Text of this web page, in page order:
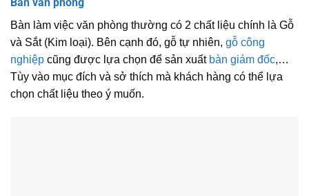
Bàn làm việc văn phòng thường có 2 chất liệu chính là Gỗ
và Sắt (Kim loại). Bên cạnh đó, gỗ tự nhiên, gỗ công
nghiệp cũng được lựa chọn để sản xuất bàn giám đốc,…
Tùy vào mục đích và sở thích mà khách hàng có thể lựa
chọn chất liệu theo ý muốn.